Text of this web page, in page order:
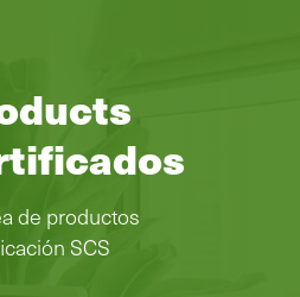
de productos
SCS